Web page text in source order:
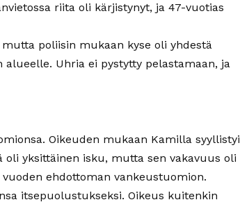
riita oli kärjistynyt, ja 47-vuotias
poliisin mukaan kyse oli yhdestä
Uhria ei pystytty pelastamaan, ja
Oikeuden mukaan Kamilla syyllistyi
yksittäinen isku, mutta sen vakavuus oli
ehdottoman vankeustuomion.
itsepuolustukseksi. Oikeus kuitenkin